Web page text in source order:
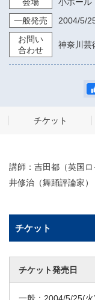
一般発売
2004/5/
お問い
合わせ
神奈川芸
チケット
講師：吉田都（英国
井修治（舞踊評論家）
チケット
チケット発売日